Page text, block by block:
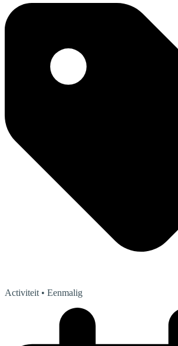
Activiteit • Eenmalig